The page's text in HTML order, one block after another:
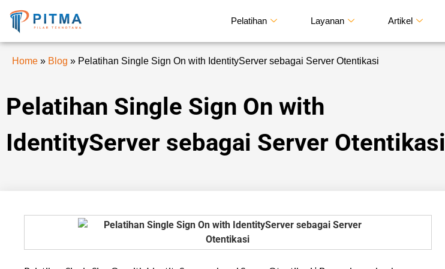
Pelatihan Layanan Artikel
Home » Blog » Pelatihan Single Sign On with IdentityServer sebagai Server Otentikasi
Pelatihan Single Sign On with
IdentityServer sebagai Server Otentikasi